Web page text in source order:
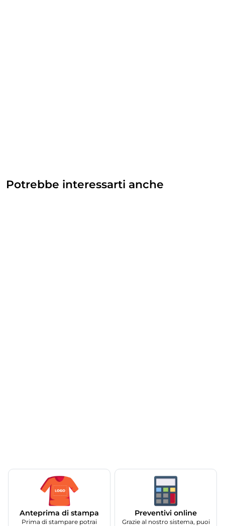
Potrebbe interessarti anche
Anteprima di stampa
Prima di stampare potrai
Preventivi online
Grazie al nostro sistema, puoi